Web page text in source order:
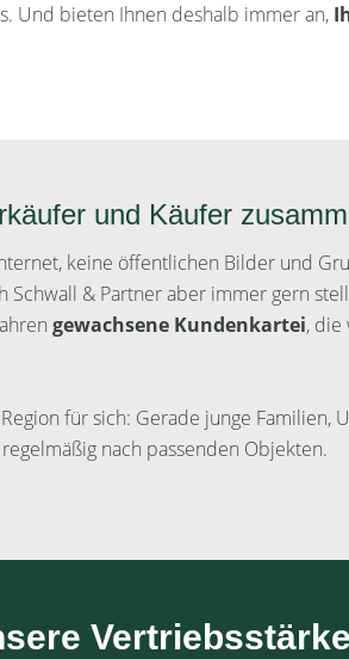
Und bieten Ihnen deshalb immer an,
und Käufer
keine öffentlichen Bilder und
& Partner aber immer gern
gewachsene Kundenkartei, die
für sich: Gerade junge Familien,
nach passenden Objekten.
Vertriebsstärke